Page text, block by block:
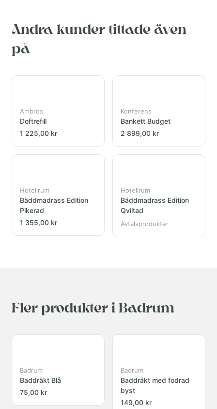
Andra kunder tittade även
på
Ambrox
Doftrefill
1 225,00 kr
Konferens
Bankett Budget
2 899,00 kr
Hotellrum
Bäddmadrass Edition
Pikerad
1 355,00 kr
Hotellrum
Bäddmadrass Edition
Qviltad
Avtalsprodukter
Fler produkter i Badrum
Badrum
Baddräkt Blå
75,00 kr
Badrum
Baddräkt med fodrad
byst
149,00 kr